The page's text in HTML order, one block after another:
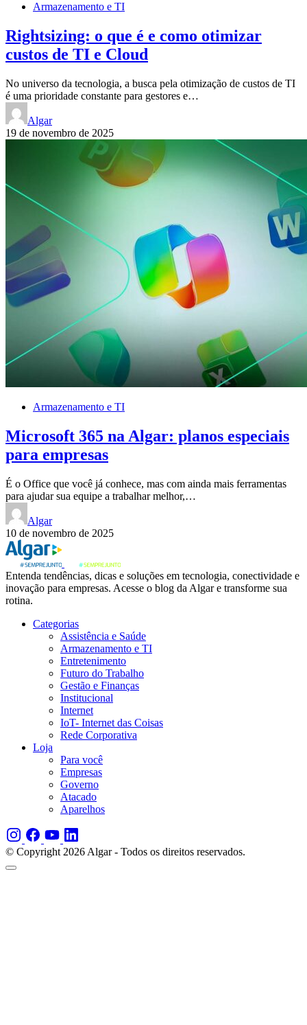
Armazenamento e TI
Rightsizing: o que é e como otimizar
custos de TI e Cloud
No universo da tecnologia, a busca pela otimização de custos de TI
é uma prioridade constante para gestores e…
Algar
19 de novembro de 2025
Armazenamento e TI
Microsoft 365 na Algar: planos especiais
para empresas
É o Office que você já conhece, mas com ainda mais ferramentas
para ajudar sua equipe a trabalhar melhor,…
Algar
10 de novembro de 2025
Entenda tendências, dicas e soluções em tecnologia, conectividade e
inovação para empresas. Acesse o blog da Algar e transforme sua
rotina.
Categorias
Assistência e Saúde
Armazenamento e TI
Entretenimento
Futuro do Trabalho
Gestão e Finanças
Institucional
Internet
IoT- Internet das Coisas
Rede Corporativa
Loja
Para você
Empresas
Governo
Atacado
Aparelhos
© Copyright 2026 Algar - Todos os direitos reservados.